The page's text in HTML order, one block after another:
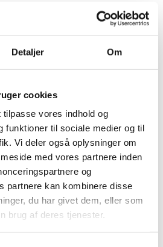
Detaljer Om
cookies
vores indhold og
funktioner til sociale medier og til
Vi deler også oplysninger om
med vores partnere inden
og
partnere kan kombinere disse
du har givet dem, eller som
brug af deres tjenester.
DENMARK